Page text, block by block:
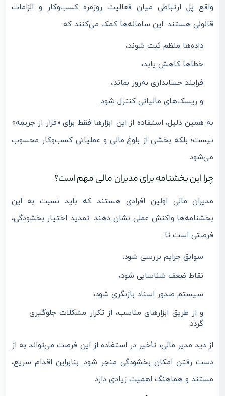
واقع پل ارتباطی میان فعالیت روزمره کسب‌وکار و الزامات
قانونی هستند. این سامانه‌ها کمک می‌کنند که:
داده‌ها منظم ثبت شوند،
خطاها کاهش یابد،
فرایند حسابداری به‌روز بماند،
و ریسک‌های مالیاتی کنترل شود.
به همین دلیل، استفاده از این ابزارها فقط برای «فرار از جریمه»
نیست؛ بلکه بخشی از بلوغ مالی و عملیاتی کسب‌وکار محسوب
می‌شود.
چرا این بخشنامه برای مدیران مالی مهم است؟
مدیران مالی اولین افرادی هستند که باید نسبت به این
بخشنامه‌ها واکنش عملی نشان دهند. تمدید اختیار بخشودگی،
فرصتی است تا:
سوابق جرایم بررسی شود،
نقاط ضعف شناسایی شود،
سیستم صدور اسناد بازنگری شود،
و از طریق ابزارهای مناسب، از تکرار مشکلات جلوگیری
گردد.
از دید مدیر مالی، تأخیر در استفاده از این فرصت می‌تواند به از
دست رفتن امکان بخشودگی منجر شود. بنابراین اقدام سریع،
مستند و هماهنگ اهمیت زیادی دارد.